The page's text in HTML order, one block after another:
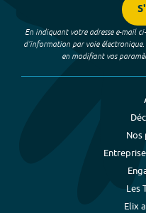
En indiquant votre adresse e-mail
d’information par voie
en modifiant vos
Nos
Les
Elix